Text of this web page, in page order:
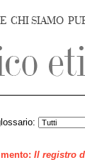
CHI SIAMO
Il registro